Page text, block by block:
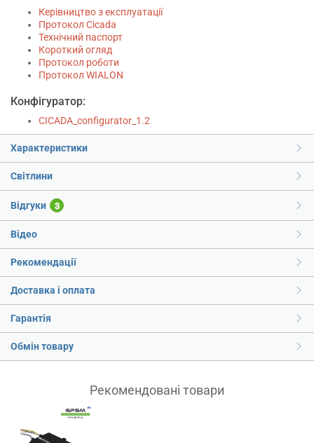
Керівництво з експлуатації
Протокол Cicada
Технічний паспорт
Короткий огляд
Протокол роботи
Протокол WIALON
Конфігуратор:
CICADA_configurator_1.2
Характеристики
Світлини
Відгуки 3
Відео
Рекомендації
Доставка і оплата
Гарантія
Обмін товару
Рекомендовані товари